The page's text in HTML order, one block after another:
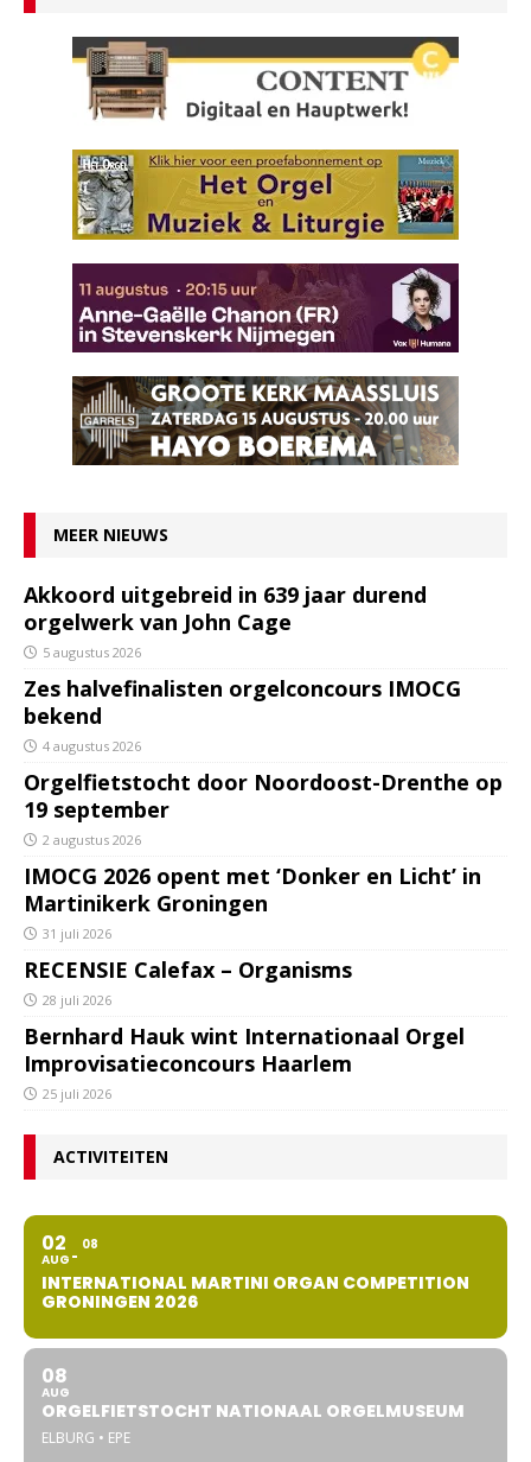
MEER NIEUWS
Akkoord uitgebreid in 639 jaar durend
orgelwerk van John Cage
5 augustus 2026
Zes halvefinalisten orgelconcours IMOCG
bekend
4 augustus 2026
Orgelfietstocht door Noordoost-Drenthe op
19 september
2 augustus 2026
IMOCG 2026 opent met ‘Donker en Licht’ in
Martinikerk Groningen
31 juli 2026
RECENSIE Calefax – Organisms
28 juli 2026
Bernhard Hauk wint Internationaal Orgel
Improvisatieconcours Haarlem
25 juli 2026
ACTIVITEITEN
02
AUG
08
INTERNATIONAL MARTINI ORGAN COMPETITION
GRONINGEN 2026
08
AUG
ORGELFIETSTOCHT NATIONAAL ORGELMUSEUM
ELBURG • EPE